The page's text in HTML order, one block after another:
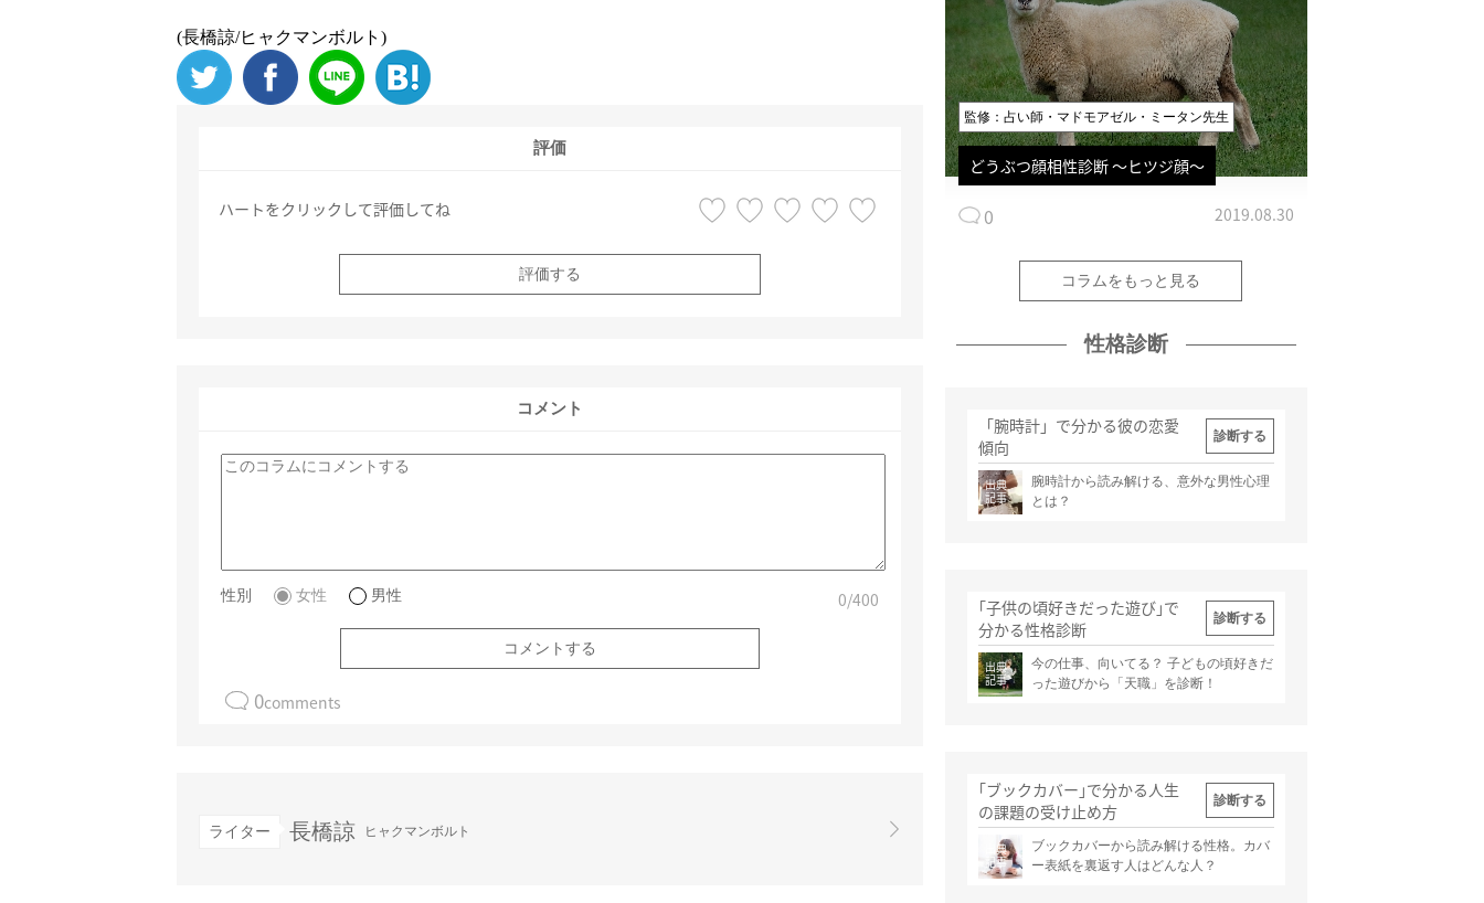
(長橋諒/ヒャクマンボルト)
評価
ハートをクリックして評価してね
評価する
コメント
性別 女性 男性 0/400
0comments
ライター 長橋諒 ヒャクマンボルト
監修：占い師・マドモアゼル・ミータン先生
どうぶつ顔相性診断 〜ヒツジ顔〜
0 2019.08.30
コラムをもっと見る
性格診断
「腕時計」で分かる彼の恋愛
傾向
診断する
出典
記事
腕時計から読み解ける、意外な男性心理
とは？
｢子供の頃好きだった遊び｣で
分かる性格診断
診断する
出典
記事
今の仕事、向いてる？ 子どもの頃好きだ
った遊びから「天職」を診断！
｢ブックカバー｣で分かる人生
の課題の受け止め方
診断する
出典
記事
ブックカバーから読み解ける性格。カバ
ー表紙を裏返す人はどんな人？